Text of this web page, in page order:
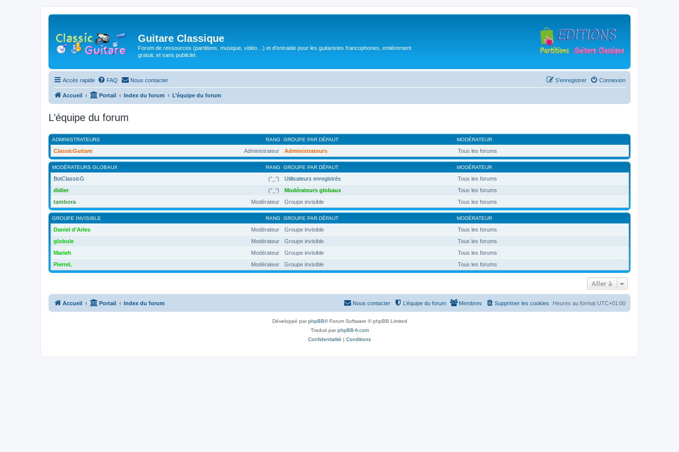
Guitare Classique
Forum de ressources (partitions, musique, vidéo…) et d'entraide pour les guitaristes francophones, entièrement
gratuit, et sans publicité.
Accès rapide FAQ Nous contacter Connexion
S’enregistrer
Accueil Portail Index du forum L’équipe du forum
L’équipe du forum
RANG
ADMINISTRATEURS GROUPE PAR DÉFAUT MODÉRATEUR
Administrateur
ClassicGuitare Administrateurs Tous les forums
RANG
MODÉRATEURS GLOBAUX GROUPE PAR DÉFAUT MODÉRATEUR
(°_°)
BotClassicG Utilisateurs enregistrés
Tous les forums
(°_°)
didier Modérateurs globaux
Tous les forums
Modérateur
tambora Groupe invisible Tous les forums
RANG
GROUPE INVISIBLE GROUPE PAR DÉFAUT MODÉRATEUR
Modérateur
Daniel d'Arles Groupe invisible
Tous les forums
Modérateur
globule Groupe invisible
Tous les forums
Modérateur
Marieh Groupe invisible
Tous les forums
Modérateur
PierreL Groupe invisible Tous les forums
Aller à
Accueil Portail Index du forum Heures au format UTC+01:00
Supprimer les cookies
Membres
L’équipe du forum
Nous contacter
Développé parphpBB® Forum Software © phpBB Limited
Traduit parphpBB-fr.com
Confidentialité | Conditions